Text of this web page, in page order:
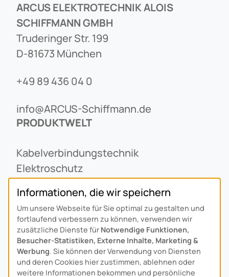
ARCUS ELEKTROTECHNIK ALOIS
SCHIFFMANN GMBH
Truderinger Str. 199
D-81673 München
+49 89 436 04 0
info@ARCUS-Schiffmann.de
PRODUKTWELT
Kabelverbindungstechnik
Elektroschutz
Notstromvorrichtungen
UNTERNEHMEN
Über Uns
Ansprechpartner
Alois Schiffmann Stiftung
Informationen, die wir speichern
Um unsere Webseite für Sie optimal zu gestalten und
fortlaufend verbessern zu können, verwenden wir
zusätzliche Dienste für Notwendige Funktionen,
Besucher-Statistiken, Externe Inhalte, Marketing &
Werbung. Sie können der Verwendung von Diensten
und deren Cookies hier zustimmen, ablehnen oder
weitere Informationen bekommen und persönliche